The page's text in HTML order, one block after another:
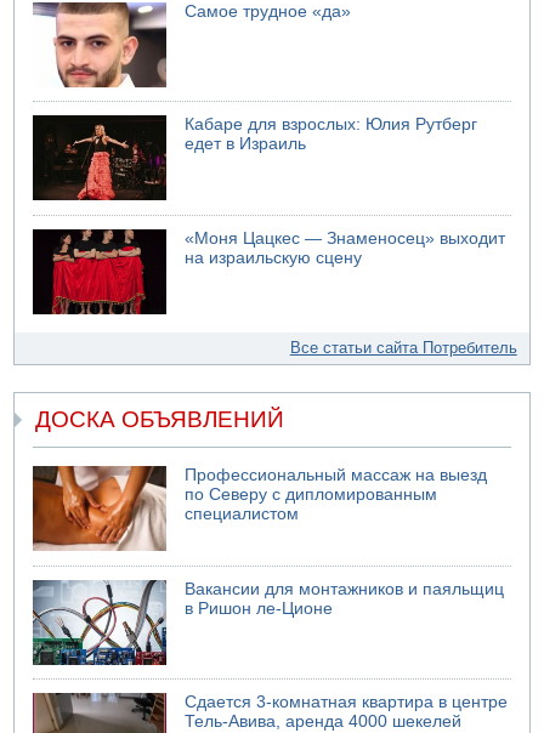
Самое трудное «да»
Кабаре для взрослых: Юлия Рутберг
едет в Израиль
«Моня Цацкес — Знаменосец» выходит
на израильскую сцену
Все статьи сайта Потребитель
ДОСКА ОБЪЯВЛЕНИЙ
Профессиональный массаж на выезд
по Северу с дипломированным
специалистом
Вакансии для монтажников и паяльщиц
в Ришон ле-Ционе
Сдается 3-комнатная квартира в центре
Тель-Авива, аренда 4000 шекелей